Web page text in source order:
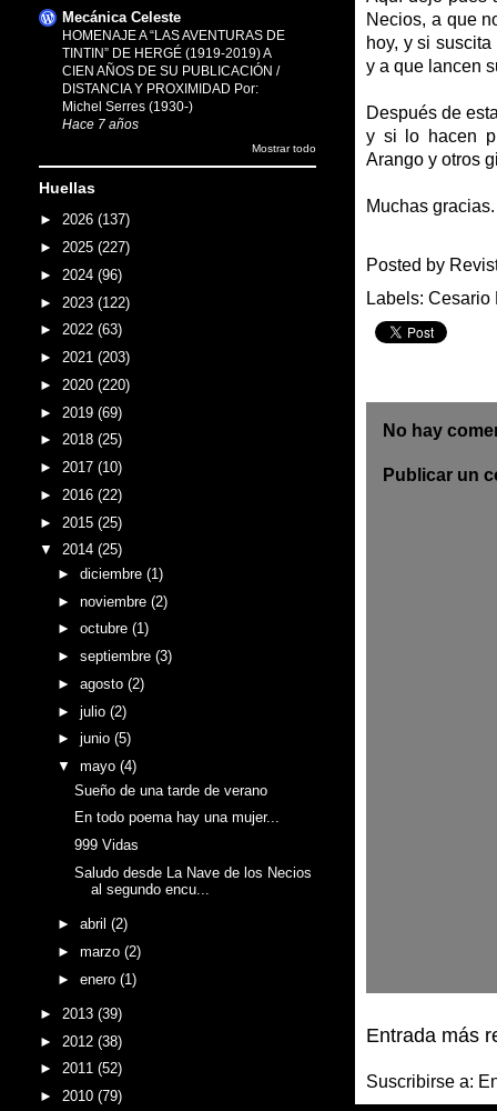
Necios, a que
hoy, y si
y a que lancen
Después de
y si lo hacen
Arango y otros
Muchas gracias.
Posted by
Labels: Cesario
No hay
Publicar un
Entrada más
Suscribirse a:
Mecánica Celeste
HOMENAJE A “LAS AVENTURAS DE
TINTIN” DE HERGÉ (1919-2019) A
CIEN AÑOS DE SU PUBLICACIÓN /
DISTANCIA Y PROXIMIDAD Por:
Michel Serres (1930-)
Hace 7 años
Mostrar todo
Huellas
► 2026 (137)
► 2025 (227)
► 2024 (96)
► 2023 (122)
► 2022 (63)
► 2021 (203)
► 2020 (220)
► 2019 (69)
► 2018 (25)
► 2017 (10)
► 2016 (22)
► 2015 (25)
▼ 2014 (25)
► diciembre (1)
► noviembre (2)
► octubre (1)
► septiembre (3)
► agosto (2)
► julio (2)
► junio (5)
▼ mayo (4)
Sueño de una tarde de verano
En todo poema hay una mujer...
999 Vidas
Saludo desde La Nave de los Necios
al segundo encu...
► abril (2)
► marzo (2)
► enero (1)
► 2013 (39)
► 2012 (38)
► 2011 (52)
► 2010 (79)